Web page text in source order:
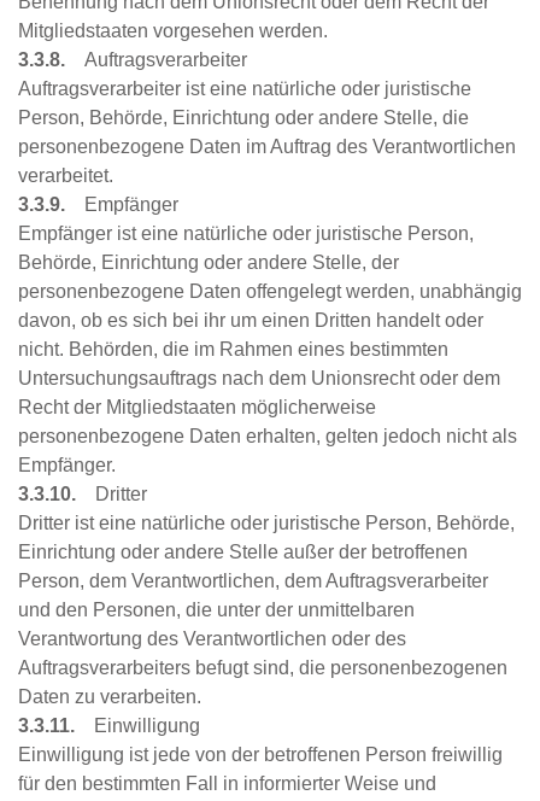
Mitgliedstaaten vorgesehen werden.
3.3.8.
Auftragsverarbeiter
Auftragsverarbeiter ist eine natürliche oder juristische
Person, Behörde, Einrichtung oder andere Stelle, die
personenbezogene Daten im Auftrag des Verantwortlichen
verarbeitet.
3.3.9. Empfänger
Empfänger ist eine natürliche oder juristische Person,
Behörde, Einrichtung oder andere Stelle, der
personenbezogene Daten offengelegt werden, unabhängig
davon, ob es sich bei ihr um einen Dritten handelt oder
nicht. Behörden, die im Rahmen eines bestimmten
Untersuchungsauftrags nach dem Unionsrecht oder dem
Recht der Mitgliedstaaten möglicherweise
personenbezogene Daten erhalten, gelten jedoch nicht als
Empfänger.
3.3.10.
Dritter
Dritter ist eine natürliche oder juristische Person, Behörde,
Einrichtung oder andere Stelle außer der betroffenen
Person, dem Verantwortlichen, dem Auftragsverarbeiter
und den Personen, die unter der unmittelbaren
Verantwortung des Verantwortlichen oder des
Auftragsverarbeiters befugt sind, die personenbezogenen
Daten zu verarbeiten.
3.3.11.
Einwilligung
Einwilligung ist jede von der betroffenen Person freiwillig
für den bestimmten Fall in informierter Weise und